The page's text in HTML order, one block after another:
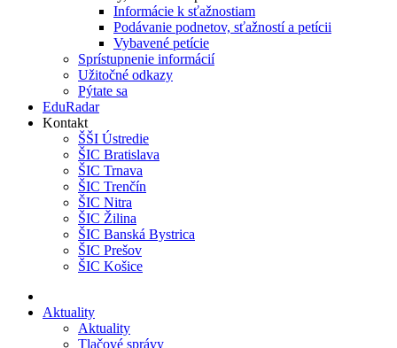
Informácie k sťažnostiam
Podávanie podnetov, sťažností a petícii
Vybavené petície
Sprístupnenie informácií
Užitočné odkazy
Pýtate sa
EduRadar
Kontakt
ŠŠI Ústredie
ŠIC Bratislava
ŠIC Trnava
ŠIC Trenčín
ŠIC Nitra
ŠIC Žilina
ŠIC Banská Bystrica
ŠIC Prešov
ŠIC Košice
Aktuality
Aktuality
Tlačové správy